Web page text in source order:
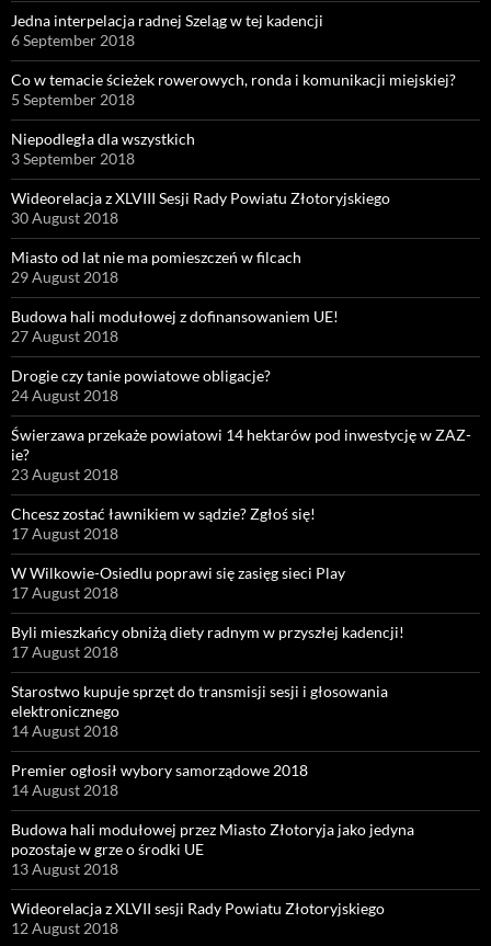
Jedna interpelacja radnej Szeląg w tej kadencji
6 September 2018
Co w temacie ścieżek rowerowych, ronda i komunikacji miejskiej?
5 September 2018
Niepodległa dla wszystkich
3 September 2018
Wideorelacja z XLVIII Sesji Rady Powiatu Złotoryjskiego
30 August 2018
Miasto od lat nie ma pomieszczeń w filcach
29 August 2018
Budowa hali modułowej z dofinansowaniem UE!
27 August 2018
Drogie czy tanie powiatowe obligacje?
24 August 2018
Świerzawa przekaże powiatowi 14 hektarów pod inwestycję w ZAZ-
ie?
23 August 2018
Chcesz zostać ławnikiem w sądzie? Zgłoś się!
17 August 2018
W Wilkowie-Osiedlu poprawi się zasięg sieci Play
17 August 2018
Byli mieszkańcy obniżą diety radnym w przyszłej kadencji!
17 August 2018
Starostwo kupuje sprzęt do transmisji sesji i głosowania
elektronicznego
14 August 2018
Premier ogłosił wybory samorządowe 2018
14 August 2018
Budowa hali modułowej przez Miasto Złotoryja jako jedyna
pozostaje w grze o środki UE
13 August 2018
Wideorelacja z XLVII sesji Rady Powiatu Złotoryjskiego
12 August 2018